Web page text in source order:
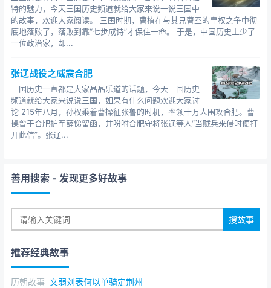
诸葛亮（181年—234年）53岁
诸葛瞻（227年—264年）37岁
庞统（179年—214年）35岁
法正（176年—219年）43岁
马超（176年—222年）46岁
孙坚（155年—192年）37岁
孙策（175年—200年）25岁
孙权（182年—252年）70岁
孙皓（242年—284年）42岁
周瑜（175年—210年）35岁
特的魅力，今天三国历史频道就给大家来说一说三国中
的故事，欢迎大家阅读。 三国时期，曹植在与其兄曹丕的皇权之争中彻
底地落败了，落败到靠“七步成诗”才保住一命。 于是，中国历史上少了
一位政治家，却...
张辽战役之威震合肥
三国历史一直都是大家晶晶乐道的话题，今天三国历史
频道就给大家来说说三国，如果有什么问题欢迎大家讨
论 215年八月，孙权乘着曹操征张鲁的时机，率领十万人围攻合肥。曹
操曾于合肥护军薛悌留函，并吩咐合肥守将张辽等人“当贼兵来侵时便打
开此信”。张辽...
善用搜索 - 发现更多好故事
推荐经典故事
历朝故事 文弱刘表何以单骑定荆州